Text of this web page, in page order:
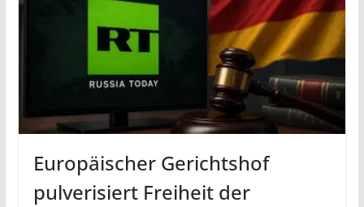
Europäischer Gerichtshof
pulverisiert Freiheit der